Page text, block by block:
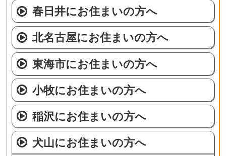
春日井にお住まいの方へ
北名古屋にお住まいの方へ
東海市にお住まいの方へ
小牧にお住まいの方へ
稲沢にお住まいの方へ
犬山にお住まいの方へ